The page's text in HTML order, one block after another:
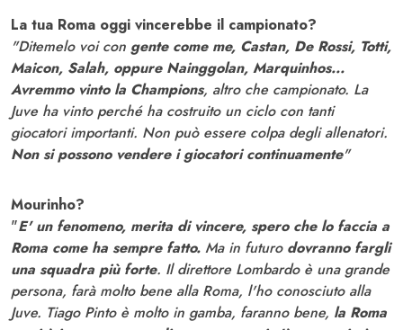
La tua Roma oggi vincerebbe il campionato?
"Ditemelo voi con gente come me, Castan, De Rossi, Totti,
Maicon, Salah, oppure Nainggolan, Marquinhos...
Avremmo vinto la Champions, altro che campionato. La
Juve ha vinto perché ha costruito un ciclo con tanti
giocatori importanti. Non può essere colpa degli allenatori.
Non si possono vendere i giocatori continuamente"
Mourinho?
"E' un fenomeno, merita di vincere, spero che lo faccia a
Roma come ha sempre fatto. Ma in futuro dovranno fargli
una squadra più forte. Il direttore Lombardo è una grande
persona, farà molto bene alla Roma, l'ho conosciuto alla
Juve. Tiago Pinto è molto in gamba, faranno bene, la Roma